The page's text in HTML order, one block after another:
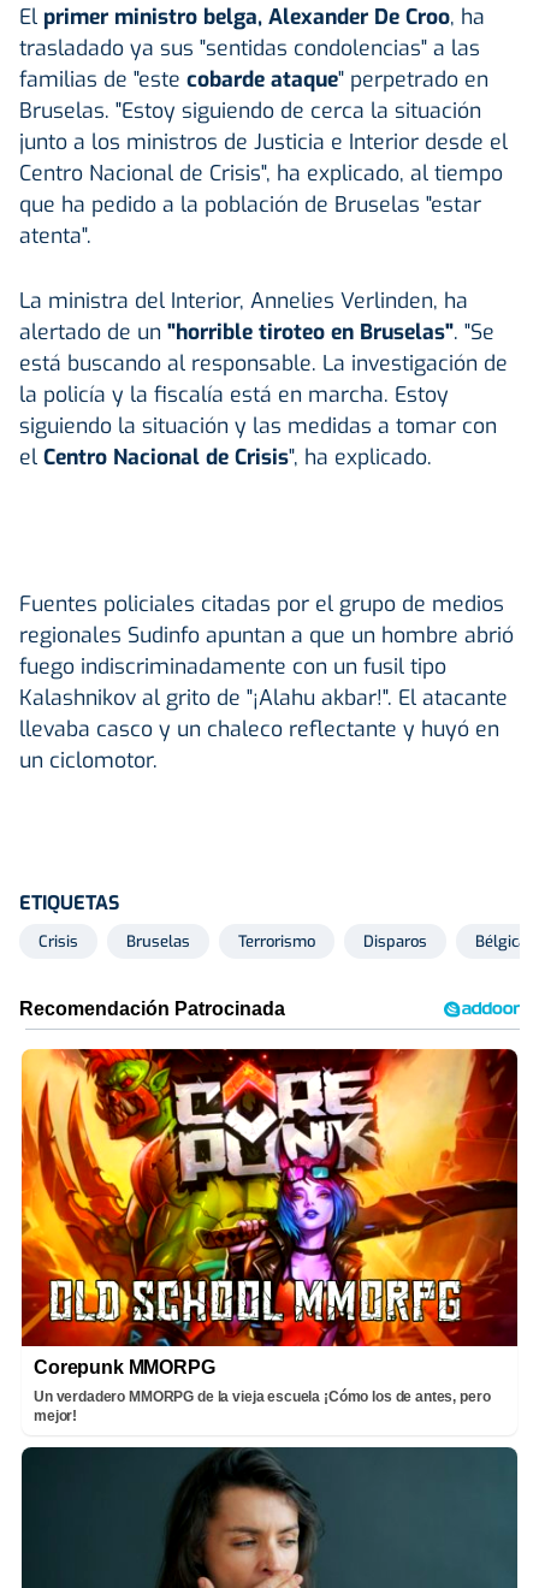
El primer ministro belga, Alexander De Croo, ha
trasladado ya sus "sentidas condolencias" a las
familias de "este cobarde ataque" perpetrado en
Bruselas. "Estoy siguiendo de cerca la situación
junto a los ministros de Justicia e Interior desde el
Centro Nacional de Crisis", ha explicado, al tiempo
que ha pedido a la población de Bruselas "estar
atenta".
La ministra del Interior, Annelies Verlinden, ha
alertado de un "horrible tiroteo en Bruselas". "Se
está buscando al responsable. La investigación de
la policía y la fiscalía está en marcha. Estoy
siguiendo la situación y las medidas a tomar con
el Centro Nacional de Crisis", ha explicado.
Fuentes policiales citadas por el grupo de medios
regionales Sudinfo apuntan a que un hombre abrió
fuego indiscriminadamente con un fusil tipo
Kalashnikov al grito de "¡Alahu akbar!". El atacante
llevaba casco y un chaleco reflectante y huyó en
un ciclomotor.
ETIQUETAS
Crisis Bruselas Terrorismo Disparos Bélgica
Corepunk MMORPG
Un verdadero MMORPG de la vieja escuela ¡Cómo los de antes, pero
mejor!